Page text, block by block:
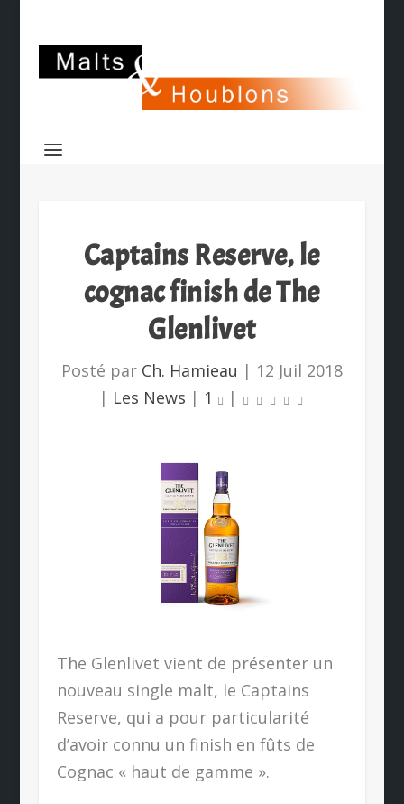
Captains Reserve, le
cognac finish de The
Glenlivet
Posté par Ch. Hamieau | 12 Juil 2018
| Les News | 1 |
The Glenlivet vient de présenter un
nouveau single malt, le Captains
Reserve, qui a pour particularité
d’avoir connu un finish en fûts de
Cognac « haut de gamme ».